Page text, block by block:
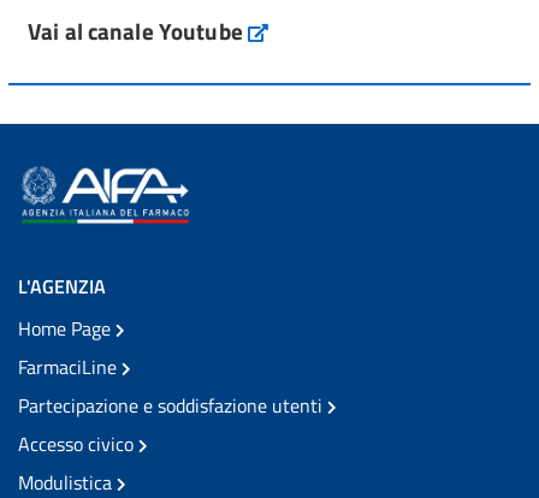
Vai al canale Youtube
L'AGENZIA
Home Page
FarmaciLine
Partecipazione e soddisfazione utenti
Accesso civico
Modulistica